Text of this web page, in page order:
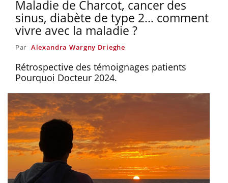
Maladie de Charcot, cancer des
sinus, diabète de type 2… comment
vivre avec la maladie ?
Par Alexandra Wargny Drieghe
Rétrospective des témoignages patients
Pourquoi Docteur 2024.